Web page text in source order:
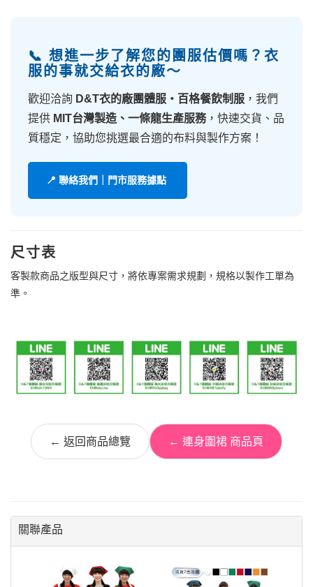
📞 想進一步了解您的團服估價嗎？衣
服的事就交給衣的廠～
歡迎洽詢 D&T衣的廠團體服・百格餐飲制服 ，我們
提供 MIT台灣製造、一條龍生產服務，快速交貨、品
質穩定，協助您挑選最合適的布料與製作方案！
📍 聯絡我們｜門市服務據點
尺寸表
客製款商品之版型與尺寸，將依專案需求規劃，規格以製作工單為
準。
← 返回商品總覽 ← 連身圍裙 商品頁
關聯產品